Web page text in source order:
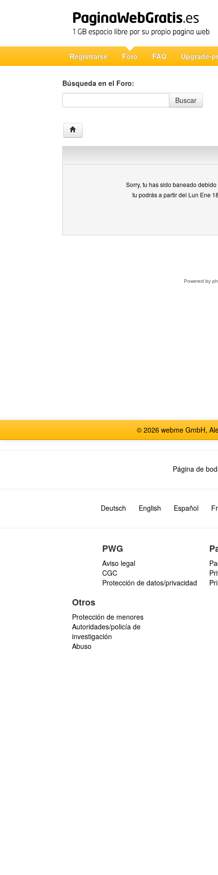
Registrarse Foro FAQ Upgrade-
Búsqueda en el Foro:
Búsqueda en el Foro
Buscar
Sorry, tu has sido baneado
tu podrás a partir del Lun Ene
Powered by
© 2026 webme GmbH,
Página de
Deutsch English Español
PWG
Aviso legal
CGC
Protección de datos/privacidad
Otros
Protección de menores
Autoridades/policía de
investigación
Abuso